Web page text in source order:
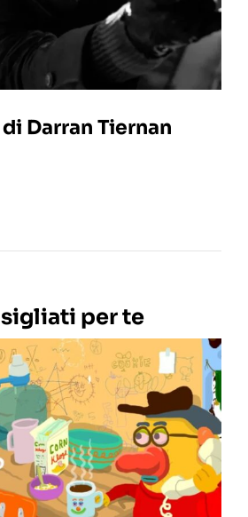
Darran Tiernan
per te